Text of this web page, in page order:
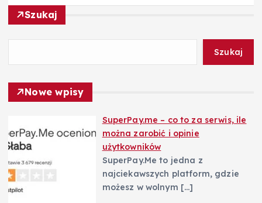
j
a
w
p
i
s
u
Szukaj
Szukaj
Nowe wpisy
SuperPay.me – co to za serwis, ile
można zarobić i opinie
użytkowników
SuperPay.Me to jedna z
najciekawszych platform, gdzie
możesz w wolnym […]